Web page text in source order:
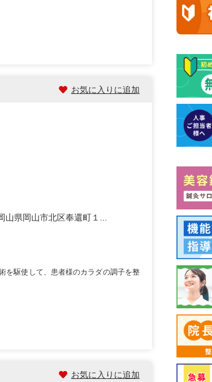
お気に入りに追加
県岡山市北区奉還町１...
を駆使して、患者様のカラダの調子を整
お気に入りに追加